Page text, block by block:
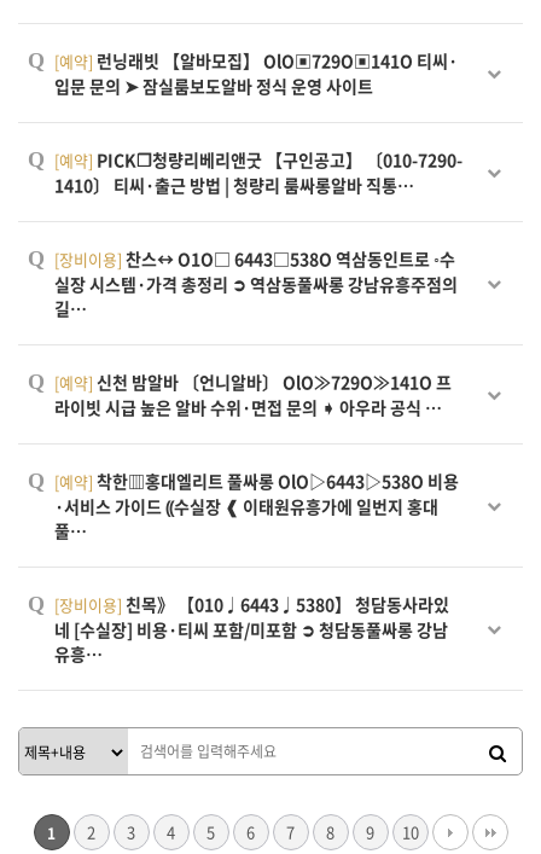
Q [예약] 런닝래빗 【알바모집】 OlO▣729O▣141O 티씨·
입문 문의 ➤ 잠실룸보도알바 정식 운영 사이트
Q [예약] PICK❒청량리베리앤굿 【구인공고】 〔010-7290-
1410〕 티씨·출근 방법 | 청량리 룸싸롱알바 직통…
Q [장비이용] 찬스↔ O1O□ 6443□538O 역삼동인트로 ◦수
실장 시스템·가격 총정리 ➲ 역삼동풀싸롱 강남유흥주점의
길…
Q [예약] 신천 밤알바 〔언니알바〕 OlO≫729O≫141O 프
라이빗 시급 높은 알바 수위·면접 문의 ➧ 아우라 공식 …
Q [예약] 착한▥홍대엘리트 풀싸롱 OlO▷6443▷538O 비용
·서비스 가이드 ⸨수실장 ❰ 이태원유흥가에 일번지 홍대
풀…
Q [장비이용] 친목》 【010♩6443♩5380】 청담동사라있
네 [수실장] 비용·티씨 포함/미포함 ➲ 청담동풀싸롱 강남
유흥…
1 2 3 4 5 6 7 8 9 10